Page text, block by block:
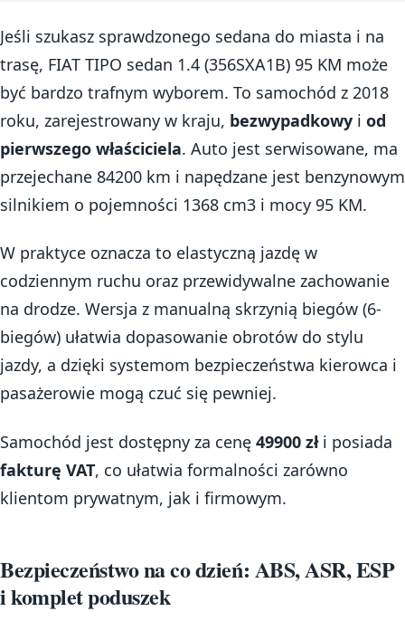
Jeśli szukasz sprawdzonego sedana do miasta i na
trasę, FIAT TIPO sedan 1.4 (356SXA1B) 95 KM może
być bardzo trafnym wyborem. To samochód z 2018
roku, zarejestrowany w kraju, bezwypadkowy i od
pierwszego właściciela. Auto jest serwisowane, ma
przejechane 84200 km i napędzane jest benzynowym
silnikiem o pojemności 1368 cm3 i mocy 95 KM.
W praktyce oznacza to elastyczną jazdę w
codziennym ruchu oraz przewidywalne zachowanie
na drodze. Wersja z manualną skrzynią biegów (6-
biegów) ułatwia dopasowanie obrotów do stylu
jazdy, a dzięki systemom bezpieczeństwa kierowca i
pasażerowie mogą czuć się pewniej.
Samochód jest dostępny za cenę 49900 złi posiada
fakturę VAT, co ułatwia formalności zarówno
klientom prywatnym, jak i firmowym.
Bezpieczeństwo na co dzień: ABS, ASR, ESP
i komplet poduszek